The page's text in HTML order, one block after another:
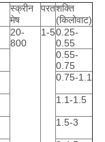
स्क्रीन
मेष
परतशक्ति
(किलोवाट)
20-
800
1-50.25-
0.55
0.55-
0.75
0.75-1.1
1.1-1.5
1.5-3